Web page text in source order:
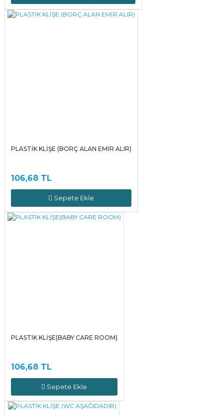
PLASTİK KLİŞE (BORÇ ALAN EMİR ALIR)
106,68 TL
Sepete Ekle
PLASTİK KLİŞE(BABY CARE ROOM)
106,68 TL
Sepete Ekle